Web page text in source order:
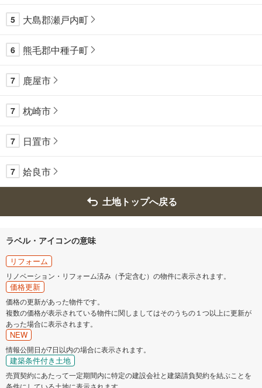
5 大島郡瀬戸内町
6 熊毛郡中種子町
7 鹿屋市
7 枕崎市
7 日置市
7 姶良市
土地トップへ戻る
ラベル・アイコンの意味
リフォーム
リノベーション・リフォーム済み（予定含む）の物件に表示されます。
価格更新
価格の更新があった物件です。
複数の価格が表示されている物件に関しましてはそのうちの１つ以上に更新が
あった場合に表示されます。
NEW
情報公開日が7日以内の場合に表示されます。
建築条件付き土地
売買契約にあたって一定期間内に特定の建設会社と建築請負契約を結ぶことを
条件にしている土地に表示されます。